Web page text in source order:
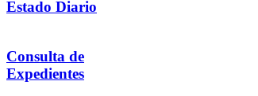
Estado Diario
Consulta de
Expedientes